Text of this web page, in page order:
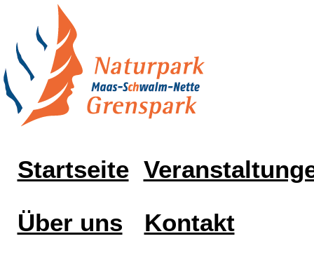
Startseite
Über uns
Kontakt